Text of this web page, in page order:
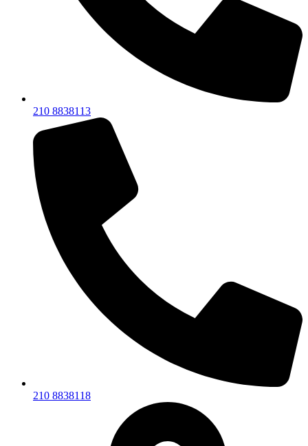
210 8838113
210 8838118